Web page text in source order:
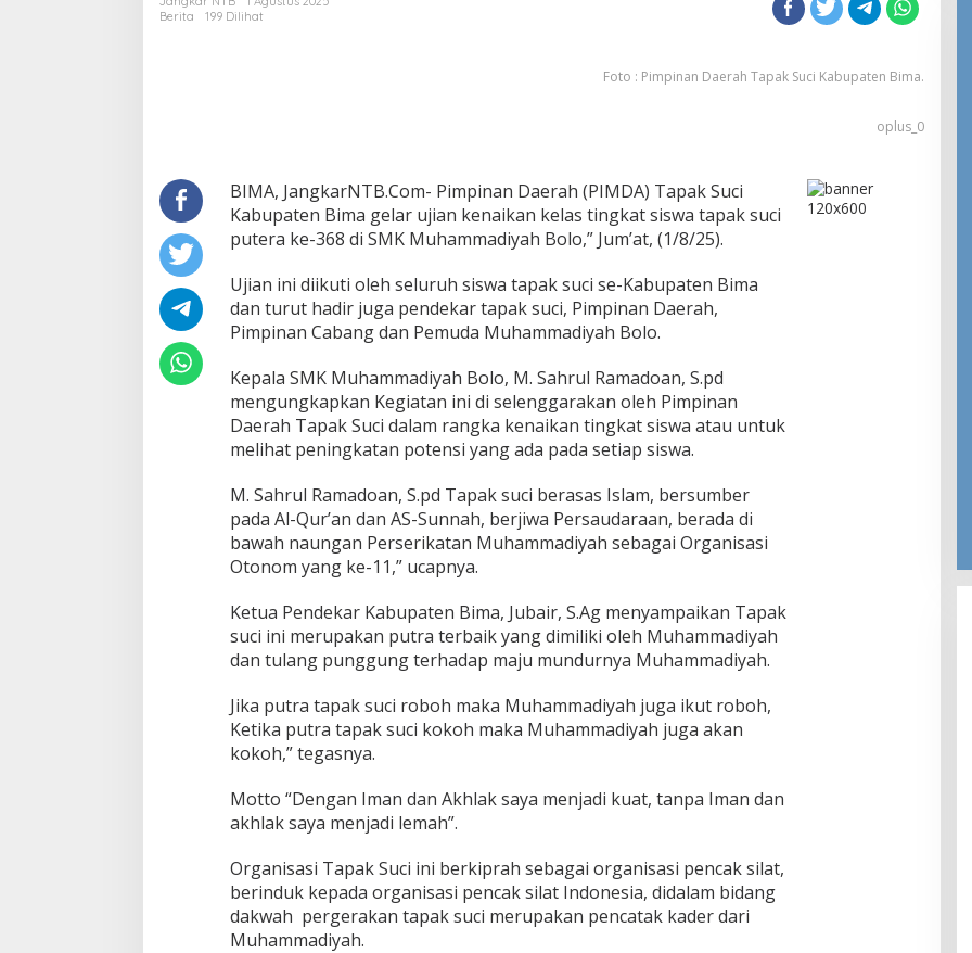
Berita
199 Dilihat
Foto : Pimpinan Daerah Tapak Suci Kabupaten Bima.
oplus_0
BIMA, JangkarNTB.Com- Pimpinan Daerah (PIMDA) Tapak Suci
Kabupaten Bima gelar ujian kenaikan kelas tingkat siswa tapak suci
putera ke-368 di SMK Muhammadiyah Bolo,” Jum’at, (1/8/25).
Ujian ini diikuti oleh seluruh siswa tapak suci se-Kabupaten Bima
dan turut hadir juga pendekar tapak suci, Pimpinan Daerah,
Pimpinan Cabang dan Pemuda Muhammadiyah Bolo.
Kepala SMK Muhammadiyah Bolo, M. Sahrul Ramadoan, S.pd
mengungkapkan Kegiatan ini di selenggarakan oleh Pimpinan
Daerah Tapak Suci dalam rangka kenaikan tingkat siswa atau untuk
melihat peningkatan potensi yang ada pada setiap siswa.
M. Sahrul Ramadoan, S.pd Tapak suci berasas Islam, bersumber
pada Al-Qur’an dan AS-Sunnah, berjiwa Persaudaraan, berada di
bawah naungan Perserikatan Muhammadiyah sebagai Organisasi
Otonom yang ke-11,” ucapnya.
Ketua Pendekar Kabupaten Bima, Jubair, S.Ag menyampaikan Tapak
suci ini merupakan putra terbaik yang dimiliki oleh Muhammadiyah
dan tulang punggung terhadap maju mundurnya Muhammadiyah.
Jika putra tapak suci roboh maka Muhammadiyah juga ikut roboh,
Ketika putra tapak suci kokoh maka Muhammadiyah juga akan
kokoh,” tegasnya.
Motto “Dengan Iman dan Akhlak saya menjadi kuat, tanpa Iman dan
akhlak saya menjadi lemah”.
Organisasi Tapak Suci ini berkiprah sebagai organisasi pencak silat,
berinduk kepada organisasi pencak silat Indonesia, didalam bidang
dakwah pergerakan tapak suci merupakan pencatak kader dari
Muhammadiyah.